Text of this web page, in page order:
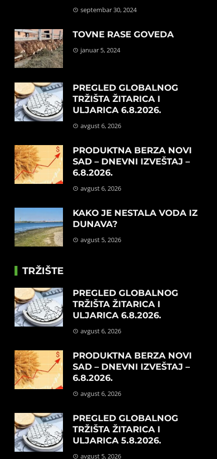
septembar 30, 2024
TOVNE RASE GOVEDA
januar 5, 2024
PREGLED GLOBALNOG
TRŽIŠTA ŽITARICA I
ULJARICA 6.8.2026.
avgust 6, 2026
PRODUKTNA BERZA NOVI
SAD – DNEVNI IZVEŠTAJ –
6.8.2026.
avgust 6, 2026
KAKO JE NESTALA VODA IZ
DUNAVA?
avgust 5, 2026
TRŽIŠTE
PREGLED GLOBALNOG
TRŽIŠTA ŽITARICA I
ULJARICA 6.8.2026.
avgust 6, 2026
PRODUKTNA BERZA NOVI
SAD – DNEVNI IZVEŠTAJ –
6.8.2026.
avgust 6, 2026
PREGLED GLOBALNOG
TRŽIŠTA ŽITARICA I
ULJARICA 5.8.2026.
avgust 5, 2026